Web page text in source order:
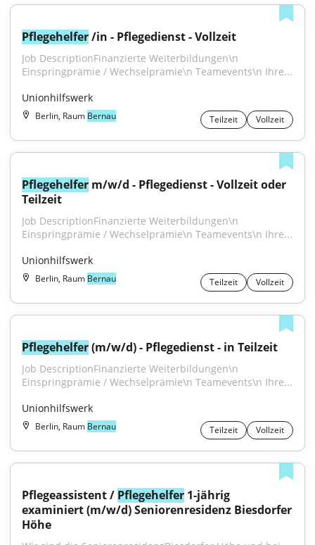
Pflegehelfer /in - Pflegedienst - Vollzeit
Job DescriptionFinanzierte Weiterbildungen\n
Einspringprämie / Wechselprämie\n Teamevents\n Ihre...
Unionhilfswerk
Berlin, Raum Bernau Teilzeit Vollzeit
Pflegehelfer m/w/d - Pflegedienst - Vollzeit oder
Teilzeit
Job DescriptionFinanzierte Weiterbildungen\n
Einspringprämie / Wechselprämie\n Teamevents\n Ihre...
Unionhilfswerk
Berlin, Raum Bernau Teilzeit Vollzeit
Pflegehelfer (m/w/d) - Pflegedienst - in Teilzeit
Job DescriptionFinanzierte Weiterbildungen\n
Einspringprämie / Wechselprämie\n Teamevents\n Ihre...
Unionhilfswerk
Berlin, Raum Bernau Teilzeit Vollzeit
Pflegeassistent / Pflegehelfer 1-jährig
examiniert (m/w/d) Seniorenresidenz Biesdorfer
Höhe